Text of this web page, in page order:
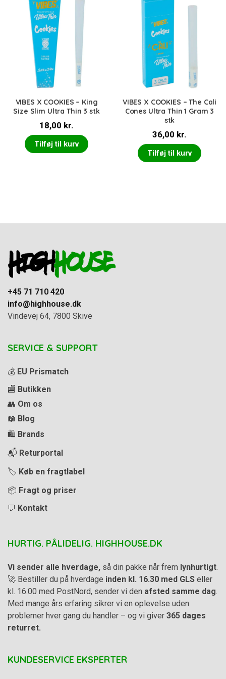
VIBES X COOKIES – King
Size Slim Ultra Thin 3 stk
18,00 kr.
Tilføj til kurv
VIBES X COOKIES – The Cali
Cones Ultra Thin 1 Gram 3
stk
36,00 kr.
Tilføj til kurv
+45 71 710 420
info@highhouse.dk
Vindevej 64, 7800 Skive
SERVICE & SUPPORT
💰 EU Prismatch
🏬 Butikken
👥 Om os
📖 Blog
🛍️ Brands
📬 Returportal
🏷️ Køb en fragtlabel
📦 Fragt og priser
💬 Kontakt
HURTIG. PÅLIDELIG. HIGHHOUSE.DK
Vi sender alle hverdage, så din pakke når frem lynhurtigt.
🚀 Bestiller du på hverdage inden kl. 16.30 med GLS eller
kl. 16.00 med PostNord, sender vi den afsted samme dag.
Med mange års erfaring sikrer vi en oplevelse uden
problemer hver gang du handler – og vi giver 365 dages
returret.
KUNDESERVICE EKSPERTER